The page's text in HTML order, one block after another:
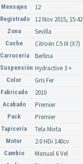
Mensajes 12
Registrado 12 Nov 2015, 15:42
Zona Sevilla
Coche Citroën C5 III (X7)
Carrocería Berlina
Suspensión Hydractive 3 +
Color Gris Fer
Fabricado 2010
Acabado Premier
Pack Premier
Tapicería Tela Mixta
Motor 2.0 HDi 140cv
Cambio Manual 6 Vel